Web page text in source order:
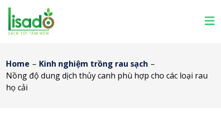
Home – Kinh nghiệm trồng rau sạch –
Nồng độ dung dịch thủy canh phù hợp cho các loại rau
họ cải